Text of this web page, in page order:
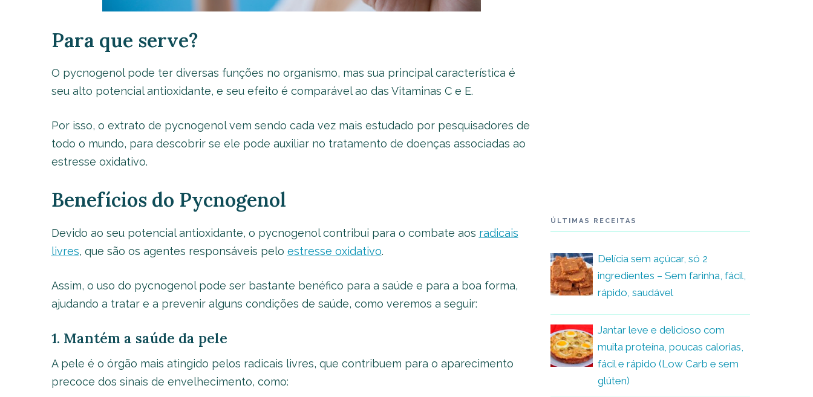
Para que serve?
O pycnogenol pode ter diversas funções no organismo, mas sua principal característica é
seu alto potencial antioxidante, e seu efeito é comparável ao das Vitaminas C e E.
Por isso, o extrato de pycnogenol vem sendo cada vez mais estudado por pesquisadores de
todo o mundo, para descobrir se ele pode auxiliar no tratamento de doenças associadas ao
estresse oxidativo.
Benefícios do Pycnogenol
Devido ao seu potencial antioxidante, o pycnogenol contribui para o combate aos radicais
livres, que são os agentes responsáveis pelo estresse oxidativo.
Assim, o uso do pycnogenol pode ser bastante benéfico para a saúde e para a boa forma,
ajudando a tratar e a prevenir alguns condições de saúde, como veremos a seguir:
1. Mantém a saúde da pele
A pele é o órgão mais atingido pelos radicais livres, que contribuem para o aparecimento
precoce dos sinais de envelhecimento, como:
ÚLTIMAS RECEITAS
Delícia sem açúcar, só 2
ingredientes – Sem farinha, fácil,
rápido, saudável
Jantar leve e delicioso com
muita proteína, poucas calorias,
fácil e rápido (Low Carb e sem
glúten)